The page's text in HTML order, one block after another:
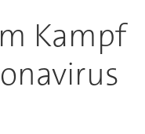
Kampf